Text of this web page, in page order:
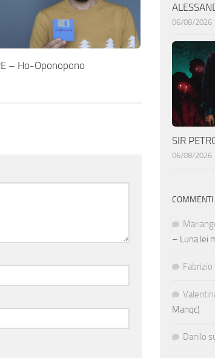
– Ho-Oponopono
06/08/2026
SIR
06/08/2026
COMMENTI
– Luna lei
Fabrizio
Manqc)
Danilo